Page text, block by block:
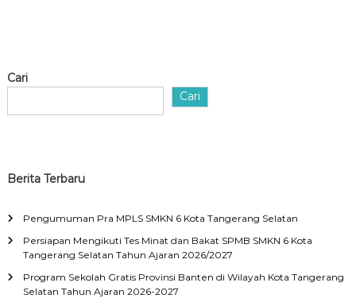
Cari
Cari
Berita Terbaru
Pengumuman Pra MPLS SMKN 6 Kota Tangerang Selatan
Persiapan Mengikuti Tes Minat dan Bakat SPMB SMKN 6 Kota
Tangerang Selatan Tahun Ajaran 2026/2027
Program Sekolah Gratis Provinsi Banten di Wilayah Kota Tangerang
Selatan Tahun Ajaran 2026-2027